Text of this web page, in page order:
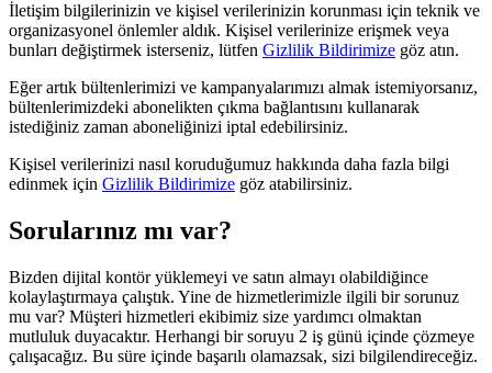
İletişim bilgilerinizin ve kişisel verilerinizin korunması için teknik ve
organizasyonel önlemler aldık. Kişisel verilerinize erişmek veya
bunları değiştirmek isterseniz, lütfen Gizlilik Bildirimize göz atın.
Eğer artık bültenlerimizi ve kampanyalarımızı almak istemiyorsanız,
bültenlerimizdeki abonelikten çıkma bağlantısını kullanarak
istediğiniz zaman aboneliğinizi iptal edebilirsiniz.
Kişisel verilerinizi nasıl koruduğumuz hakkında daha fazla bilgi
edinmek için Gizlilik Bildirimize göz atabilirsiniz.
Sorularınız mı var?
Bizden dijital kontör yüklemeyi ve satın almayı olabildiğince
kolaylaştırmaya çalıştık. Yine de hizmetlerimizle ilgili bir sorunuz
mu var? Müşteri hizmetleri ekibimiz size yardımcı olmaktan
mutluluk duyacaktır. Herhangi bir soruyu 2 iş günü içinde çözmeye
çalışacağız. Bu süre içinde başarılı olamazsak, sizi bilgilendireceğiz.